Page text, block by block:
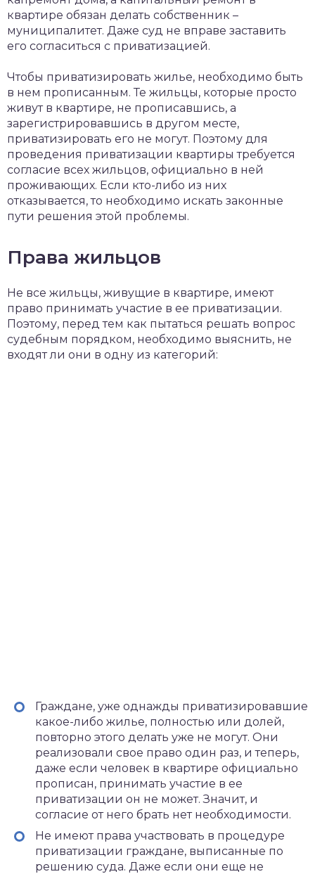
квартире обязан делать собственник –
муниципалитет. Даже суд не вправе заставить
его согласиться с приватизацией.
Чтобы приватизировать жилье, необходимо быть
в нем прописанным. Те жильцы, которые просто
живут в квартире, не прописавшись, а
зарегистрировавшись в другом месте,
приватизировать его не могут. Поэтому для
проведения приватизации квартиры требуется
согласие всех жильцов, официально в ней
проживающих. Если кто-либо из них
отказывается, то необходимо искать законные
пути решения этой проблемы.
Права жильцов
Не все жильцы, живущие в квартире, имеют
право принимать участие в ее приватизации.
Поэтому, перед тем как пытаться решать вопрос
судебным порядком, необходимо выяснить, не
входят ли они в одну из категорий:
Граждане, уже однажды приватизировавшие
какое-либо жилье, полностью или долей,
повторно этого делать уже не могут. Они
реализовали свое право один раз, и теперь,
даже если человек в квартире официально
прописан, принимать участие в ее
приватизации он не может. Значит, и
согласие от него брать нет необходимости.
Не имеют права участвовать в процедуре
приватизации граждане, выписанные по
решению суда. Даже если они еще не